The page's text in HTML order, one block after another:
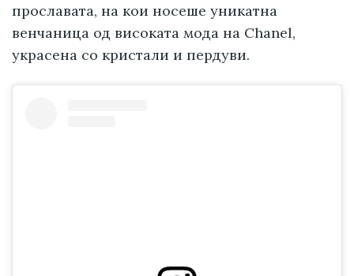
прославата, на кои носеше уникатна
венчаница од високата мода на Chanel,
украсена со кристали и пердуви.